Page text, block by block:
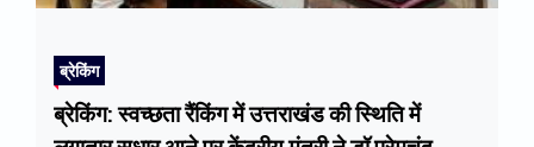
ब्रेकिंग
ब्रेकिंग: स्वच्छता रैंकिंग में उत्तराखंड की स्थिति में